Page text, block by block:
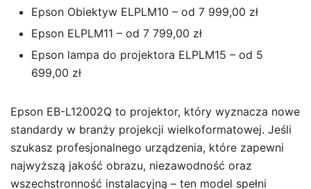
Epson Obiektyw ELPLM10 – od 7 999,00 zł
Epson ELPLM11 – od 7 799,00 zł
Epson lampa do projektora ELPLM15 – od 5
699,00 zł
Epson EB-L12002Q to projektor, który wyznacza nowe
standardy w branży projekcji wielkoformatowej. Jeśli
szukasz profesjonalnego urządzenia, które zapewni
najwyższą jakość obrazu, niezawodność oraz
wszechstronność instalacyjną – ten model spełni